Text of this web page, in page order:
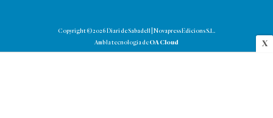
X
Copyright © 2026 Diari de Sabadell | Novapress Edicions S.L.
Amb la tecnologia de OA Cloud